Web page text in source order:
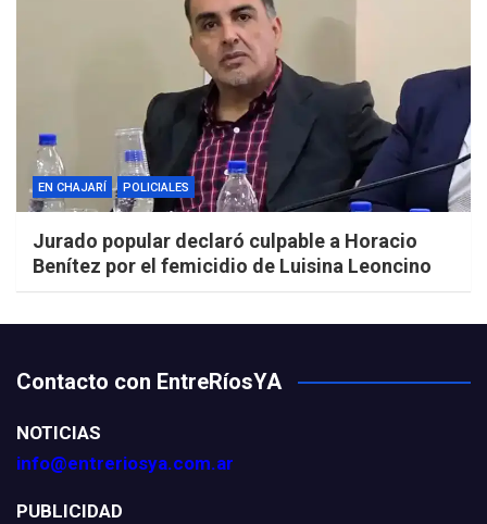
EN CHAJARÍ POLICIALES
Jurado popular declaró culpable a Horacio
Benítez por el femicidio de Luisina Leoncino
Contacto con EntreRíosYA
NOTICIAS
info@entreriosya.com.ar
PUBLICIDAD